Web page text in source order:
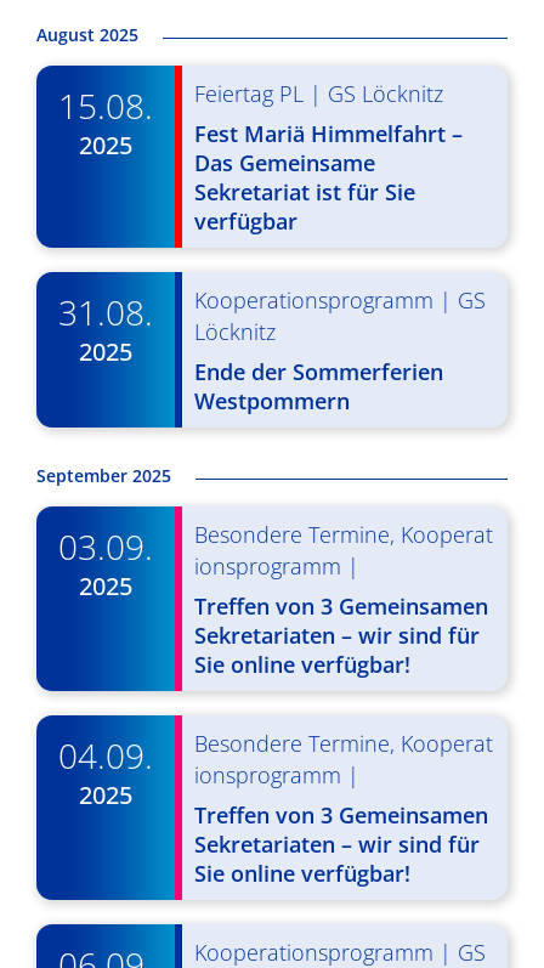
a
n
s
l
t
n
g
e
n
S
u
c
h
e
n
d
A
n
s
u
i
c
n
-
N
g
August 2025
15.08.
2025
Feiertag PL | GS Löcknitz
Fest Mariä Himmelfahrt –
Das Gemeinsame
Sekretariat ist für Sie
verfügbar
31.08.
2025
Kooperationsprogramm | GS
Löcknitz
Ende der Sommerferien
Westpommern
September 2025
03.09.
2025
Besondere Termine, Kooperat
ionsprogramm |
Treffen von 3 Gemeinsamen
Sekretariaten – wir sind für
Sie online verfügbar!
04.09.
2025
Besondere Termine, Kooperat
ionsprogramm |
Treffen von 3 Gemeinsamen
Sekretariaten – wir sind für
Sie online verfügbar!
Kooperationsprogramm | GS